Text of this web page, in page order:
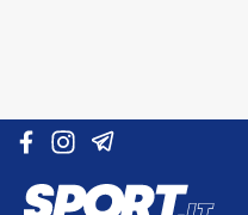
Vai al contenuto